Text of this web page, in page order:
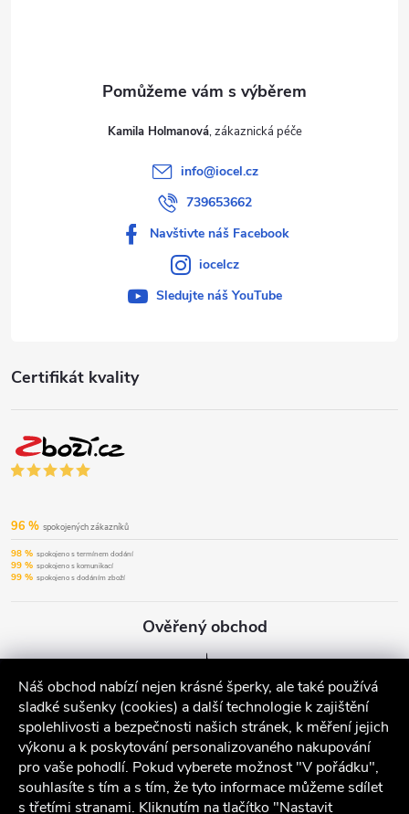
Náš obchod nabízí nejen krásné šperky, ale také používá
sladké sušenky (cookies) a další technologie k zajištění
spolehlivosti a bezpečnosti našich stránek, k měření jejich
výkonu a k poskytování personalizovaného nakupování
pro vaše pohodlí. Pokud vyberete možnost "V pořádku",
souhlasíte s tím a s tím, že tyto informace můžeme sdílet
s třetími stranami. Kliknutím na tlačítko "Nastavit
Certifikát kvality
96 % spokojených zákazníků
98 % spokojeno s termínem dodání
99 % spokojeno s komunikací
99 % spokojeno s dodáním zboží
Ověřený obchod
Kamila Holmanová
info@iocel.cz
739653662
Navštivte náš Facebook
iocelcz
Sledujte náš YouTube